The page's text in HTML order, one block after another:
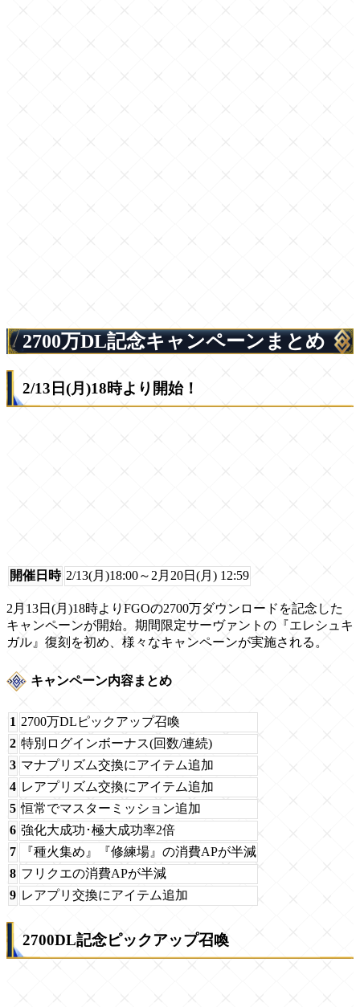
2700万DL記念キャンペーンまとめ
2/13日(月)18時より開始！
開催日時 2/13(月)18:00～2月20日(月) 12:59
2月13日(月)18時よりFGOの2700万ダウンロードを記念した
キャンペーンが開始。期間限定サーヴァントの『エレシュキ
ガル』復刻を初め、様々なキャンペーンが実施される。
キャンペーン内容まとめ
1 2700万DLピックアップ召喚
2 特別ログインボーナス(回数/連続)
3 マナプリズム交換にアイテム追加
4 レアプリズム交換にアイテム追加
5 恒常でマスターミッション追加
6 強化大成功･極大成功率2倍
7
『種火集め』『修練場』の消費APが半減
8 フリクエの消費APが半減
9 レアプリ交換にアイテム追加
2700DL記念ピックアップ召喚